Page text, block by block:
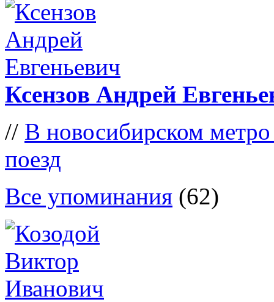
Ксензов Андрей
// В новосибирском
поезд
Все упоминания (62)